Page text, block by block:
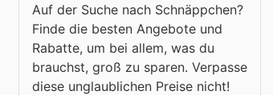
Auf der Suche nach Schnäppchen?
Finde die besten Angebote und
Rabatte, um bei allem, was du
brauchst, groß zu sparen. Verpasse
diese unglaublichen Preise nicht!